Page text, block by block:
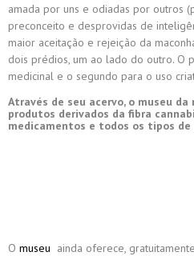
amada por uns e odiadas por outros
preconceito e desprovidas de
maior aceitação e rejeição da
dois prédios, um ao lado do outro. O
medicinal e o segundo para o uso
Através de seu acervo, o museu
produtos derivados da fibra
medicamentos e todos os tipos de
O museu ainda oferece,